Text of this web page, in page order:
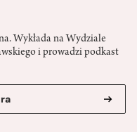
Wykłada na Wydziale
i prowadzi podkast